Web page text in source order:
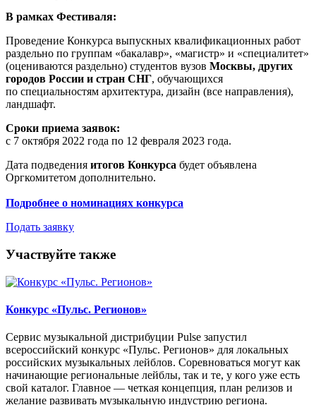
В рамках Фестиваля:
Проведение Конкурса выпускных квалификационных работ
раздельно по группам «бакалавр», «магистр» и «специалитет»
(оцениваются раздельно) студентов вузов Москвы, других
городов России и стран СНГ, обучающихся
по специальностям архитектура, дизайн (все направления),
ландшафт.
Сроки приема заявок:
с 7 октября 2022 года по 12 февраля 2023 года.
Дата подведения итогов Конкурса будет объявлена
Оргкомитетом дополнительно.
Подробнее о номинациях конкурса
Подать заявку
Участвуйте также
Конкурс «Пульс. Регионов»
Сервис музыкальной дистрибуции Pulse запустил
всероссийский конкурс «Пульс. Регионов» для локальных
российских музыкальных лейблов. Соревноваться могут как
начинающие региональные лейблы, так и те, у кого уже есть
свой каталог. Главное — четкая концепция, план релизов и
желание развивать музыкальную индустрию региона.